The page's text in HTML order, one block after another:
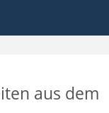
aus dem